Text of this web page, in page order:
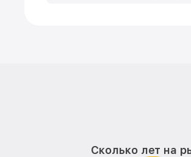
Сколько лет на